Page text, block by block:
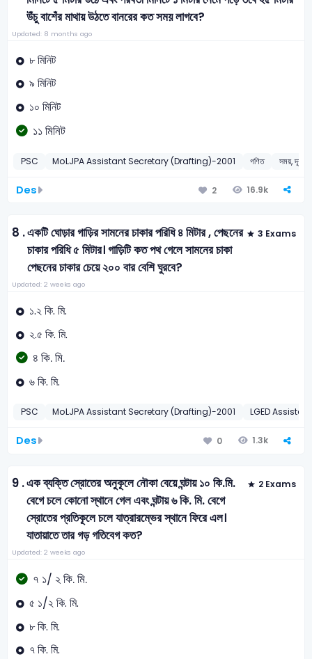
উঁচু বাশেঁর মাথায় উঠতে বানরের কত সময় লাগবে?
Updated: 8 months ago
৮ মিনিট
৯ মিনিট
১০ মিনিট
১১ মিনিট
PSC MoLJPA Assistant Secretary (Drafting)-2001 গণিত সময়,
Des 2 16.9k
8 .একটি ঘোড়ার গাড়ির সামনের চাকার পরিধি ৪ মিটার , পেছনের
চাকার পরিধি ৫ মিটার। গাড়িটি কত পথ গেলে সামনের চাকা
পেছনের চাকার চেয়ে ২০০ বার বেশি ঘুরবে?
3 Exams
Updated: 2 weeks ago
১.২ কি. মি.
২.৫ কি. মি.
৪ কি. মি.
৬ কি. মি.
PSC MoLJPA Assistant Secretary (Drafting)-2001 LGED
Des 0 1.3k
9 .এক ব্যক্তি স্রোতের অনুকূলে নৌকা বেয়ে ঘন্টায় ১০ কি.মি.
বেগে চলে কোনো স্থানে গেল এবং ঘন্টায় ৬ কি. মি. বেগে
স্রোতের প্রতিকূলে চলে যাত্রারম্ভের স্থানে ফিরে এল।
যাতায়াতে তার গড় গতিবেগ কত?
2 Exams
Updated: 2 weeks ago
৭ ১/ ২ কি. মি.
৫ ১/২ কি. মি.
৮ কি. মি.
৭ কি. মি.